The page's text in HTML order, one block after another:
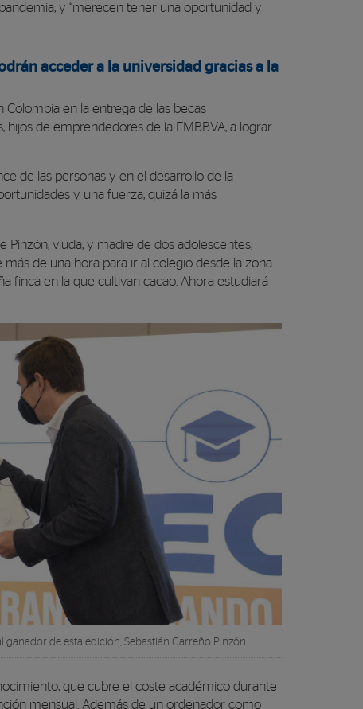
y “merecen tener una oportunidad y
acceder a la universidad gracias a la
Colombia en la entrega de las becas
hijos de emprendedores de la FMBBVA, a lograr
de las personas y en el desarrollo de la
y una fuerza, quizá la más
Pinzón, viuda, y madre de dos adolescentes,
de una hora para ir al colegio desde la zona
finca en la que cultivan cacao. Ahora estudiará
ganador de esta edición, Sebastián Carreño Pinzón
que cubre el coste académico durante
mensual. Además de un ordenador como